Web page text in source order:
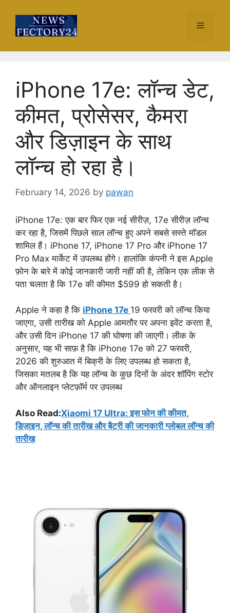
content
Menu
iPhone 17e: लॉन्च डेट,
कीमत, प्रोसेसर, कैमरा
और डिज़ाइन के साथ
लॉन्च हो रहा है।
February 14, 2026 by pawan
iPhone 17e: एक बार फिर एक नई सीरीज़, 17e सीरीज़ लॉन्च
कर रहा है, जिसमें पिछले साल लॉन्च हुए अपने सबसे सस्ते मॉडल
शामिल हैं। iPhone 17, iPhone 17 Pro और iPhone 17
Pro Max मार्केट में उपलब्ध होंगे। हालांकि कंपनी ने इस Apple
फ़ोन के बारे में कोई जानकारी जारी नहीं की है, लेकिन एक लीक से
पता चलता है कि 17e की कीमत $599 हो सकती है।
Apple ने कहा है कि iPhone 17e 19 फरवरी को लॉन्च किया
जाएगा, उसी तारीख को Apple आमतौर पर अपना इवेंट करता है,
और उसी दिन iPhone 17 की घोषणा की जाएगी। लीक के
अनुसार, यह भी साफ़ है कि iPhone 17e को 27 फरवरी,
2026 की शुरुआत में बिक्री के लिए उपलब्ध हो सकता है,
जिसका मतलब है कि यह लॉन्च के कुछ दिनों के अंदर शॉपिंग स्टोर
और ऑनलाइन प्लेटफ़ॉर्म पर उपलब्ध
Also Read:Xiaomi 17 Ultra: इस फोन की कीमत,
डिज़ाइन, लॉन्च की तारीख और बैटरी की जानकारी ग्लोबल लॉन्च की
तारीख